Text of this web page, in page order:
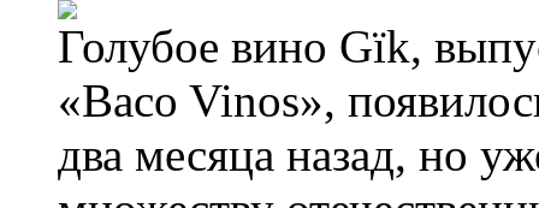
Голубое вино Gïk,
«Baco Vinos»,
два месяца назад, но